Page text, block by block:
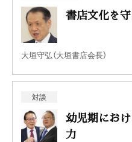
書店文化を守
大垣守弘（大垣書店会長）
対談
幼児期にお
力